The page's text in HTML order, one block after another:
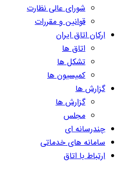
شورای عالی نظارت
قوانین و مقررات
ارکان اتاق ایران
اتاق ها
تشکل ها
کمیسیون ها
گزارش ها
گزارش ها
مجلس
چندرسانه ای
سامانه های خدماتی
ارتباط با اتاق